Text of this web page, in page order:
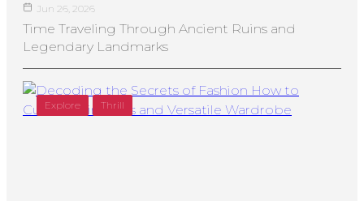
Jun 26, 2026
Time Traveling Through Ancient Ruins and
Legendary Landmarks
Explore Thrill